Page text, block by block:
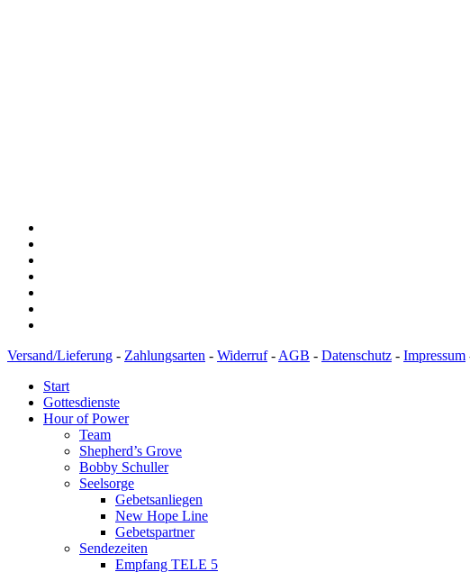
Versand/Lieferung - Zahlungsarten - Widerruf- AGB - Datenschutz - Impressum
Start
Gottesdienste
Hour of Power
Team
Shepherd’s Grove
Bobby Schuller
Seelsorge
Gebetsanliegen
New Hope Line
Gebetspartner
Sendezeiten
Empfang TELE 5